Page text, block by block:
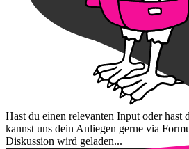
Hast du einen relevanten Input oder hast
kannst uns dein Anliegen gerne via
Diskussion wird geladen...